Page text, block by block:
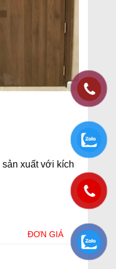
xuất với kích
ĐƠN GIÁ